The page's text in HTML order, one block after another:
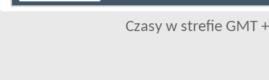
Czasy w strefie GMT